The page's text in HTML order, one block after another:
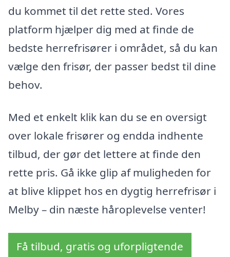
du kommet til det rette sted. Vores
platform hjælper dig med at finde de
bedste herrefrisører i området, så du kan
vælge den frisør, der passer bedst til dine
behov.
Med et enkelt klik kan du se en oversigt
over lokale frisører og endda indhente
tilbud, der gør det lettere at finde den
rette pris. Gå ikke glip af muligheden for
at blive klippet hos en dygtig herrefrisør i
Melby – din næste håroplevelse venter!
Få tilbud, gratis og uforpligtende